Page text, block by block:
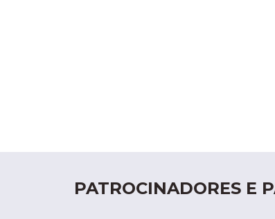
PATROCINADORES E